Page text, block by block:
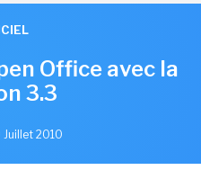
Office avec la
3.3
Juillet 2010